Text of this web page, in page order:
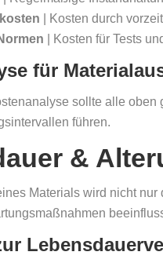
| Kosten durch
| Kosten für Tests
für
sollte alle
führen.
&
Materials wird nicht